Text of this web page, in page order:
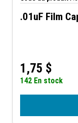
.01uF Film
1,75 $
142 En stock